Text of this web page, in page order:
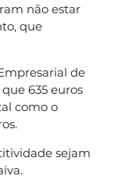
não estar
que
de
635 euros
como o
sejam